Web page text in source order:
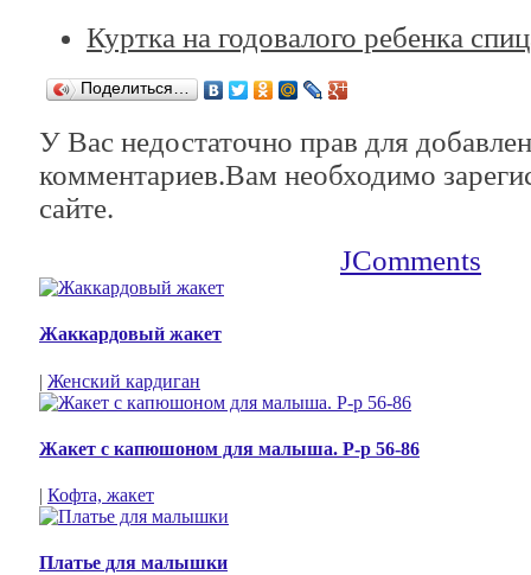
Куртка на годовалого ребенка
Поделиться…
У Вас недостаточно прав для
комментариев.Вам необходимо
сайте.
JComments
Жаккардовый жакет
| Женский кардиган
Жакет с капюшоном для малыша. Р-р 56-86
| Кофта, жакет
Платье для малышки